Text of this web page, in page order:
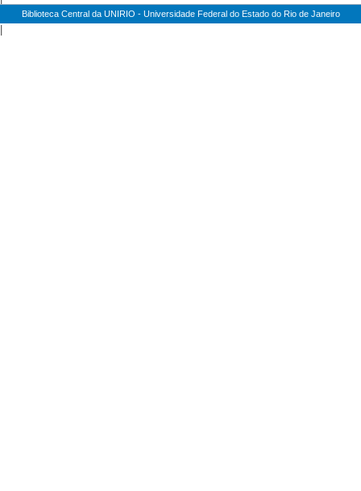
Biblioteca Central da UNIRIO - Universidade Federal do Estado do Rio de Janeiro